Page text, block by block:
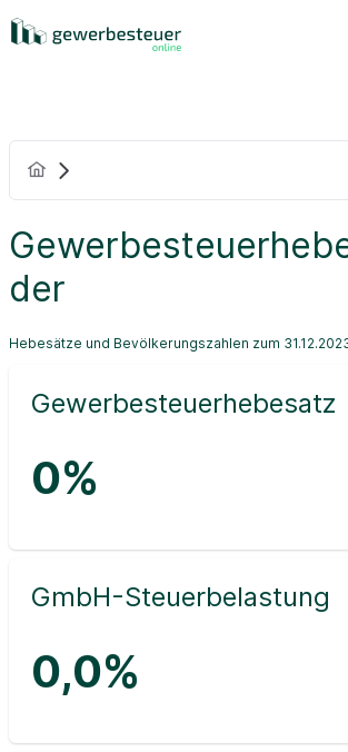
der
Hebesätze und Bevölkerungszahlen zum
Gewerbesteuerhebesatz
0%
GmbH-Steuerbelastung
0,0%